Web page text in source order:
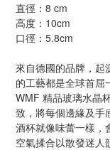
直徑：8 cm
高度：10cm
口徑：5.8cm
來自德國的品牌，
的工藝都是全球首屈
WMF 精品玻璃水晶
致，將每個邊緣及手
酒杯就像味蕾一樣，
空氣揉合以散發迷人